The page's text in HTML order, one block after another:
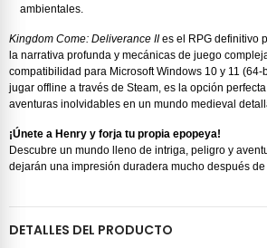
ambientales.
Kingdom Come: Deliverance IIes el RPG definitivo
la narrativa profunda y mecánicas de juego
compatibilidad para Microsoft Windows 10 y 11 (64-
jugar offline a través de Steam, es la opción
aventuras inolvidables en un mundo medieval
¡Únete a Henry y forja tu propia epopeya!
Descubre un mundo lleno de intriga, peligro y
dejarán una impresión duradera mucho después
DETALLES DEL PRODUCTO